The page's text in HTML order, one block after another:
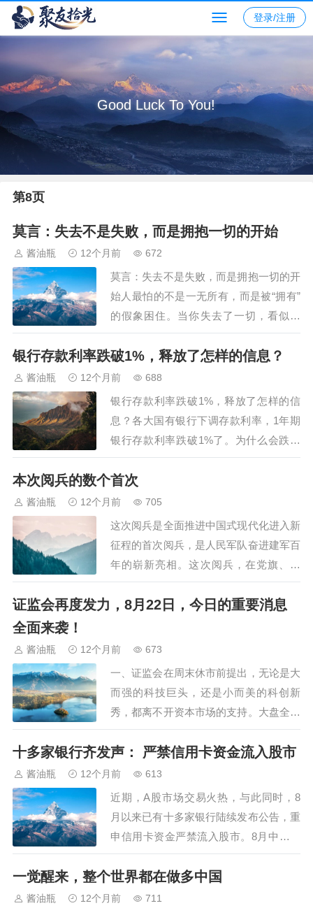
登录/注册
Good Luck To You!
第8页
莫言：失去不是失败，而是拥抱一切的开始
酱油瓶 12个月前 672
莫言：失去不是失败，而是拥抱一切的开
始人最怕的不是一无所有，而是被“拥有”
的假象困住。当你失去了一切，看似落
魄，其实也意味着你有机会重新来过。莫
言曾说：“一无所有指的是你失去了一
切，也指的是你两手空空，随时可以拥抱
一切。”当我们不再被沉重的包袱拖拽，
才能看清生活真正的模样。很多人以为，
拥有越多，人生…
银行存款利率跌破1%，释放了怎样的信息？
酱油瓶 12个月前 688
银行存款利率跌破1%，释放了怎样的信
息？各大国有银行下调存款利率，1年期
银行存款利率跌破1%了。为什么会跌破
1%呢？主要有两个原因：一是，不跌不
行，银行扛不住。因为存款是银行的负
债，存款利率越高，银行的债务成本就越
高。银行的业务本质上就是，把民众的存
款低息借过来，再高息贷出去，赚的是息
差。可现在，央…
本次阅兵的数个首次
酱油瓶 12个月前 705
这次阅兵是全面推进中国式现代化进入新
征程的首次阅兵，是人民军队奋进建军百
年的崭新亮相。这次阅兵，在党旗、国
旗、军旗引领下，受阅方队将擎军旗和武
警部队旗集中亮相，是我军力量结构新布
武器装备，都是从国产现役主战装备中遴
陆海空基战略重…
证监会再度发力，8月22日，今日的重要消息
全面来袭！
酱油瓶 12个月前 673
一、证监会在周末休市前提出，无论是大
而强的科技巨头，还是小而美的科创新
秀，都离不开资本市场的支持。大盘全天
出现近3100只个股下跌，三大指数冲高回
落，但是到目前为止，市场整体的上涨行
情尚未结束。虽然市场没有选择短期加速
上攻的模式，但短暂的震荡之后，市场仍
有进一步上涨的潜力。技术上，目前几大
指数至少还…
十多家银行齐发声： 严禁信用卡资金流入股市
酱油瓶 12个月前 613
近期，A股市场交易火热，与此同时，8
月以来已有十多家银行陆续发布公告，重
申信用卡资金严禁流入股市。8月中旬，
陕西农信发布公告，对信用卡资金用途作
进一步明确：信用卡资金不得用于投资理
财领域，包括股票、基金、期货、虚拟
一觉醒来，整个世界都在做多中国
酱油瓶 12个月前 711